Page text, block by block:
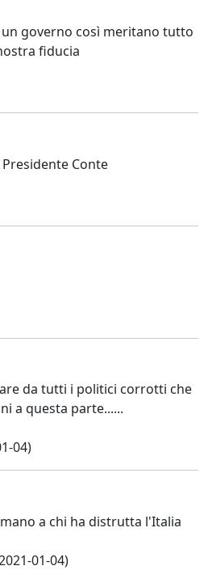
governo così meritano tutto
fiducia
Conte
da tutti i politici corrotti che
a questa parte......
04)
a chi ha distrutta l'Italia
01-04)